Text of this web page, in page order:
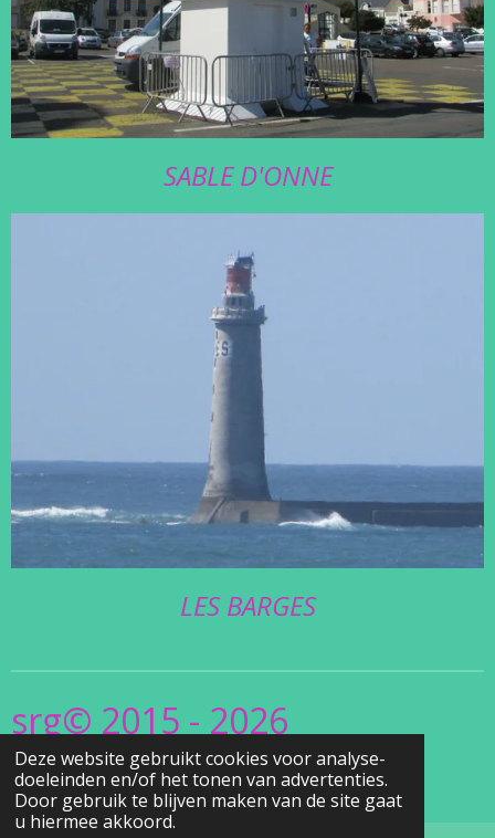
Deze website gebruikt cookies voor analyse-
doeleinden en/of het tonen van advertenties.
Door gebruik te blijven maken van de site gaat
u hiermee akkoord.
SABLE D'ONNE
LES BARGES
srg© 2015 - 2026
www.Christel's.Vuurtorensite.be